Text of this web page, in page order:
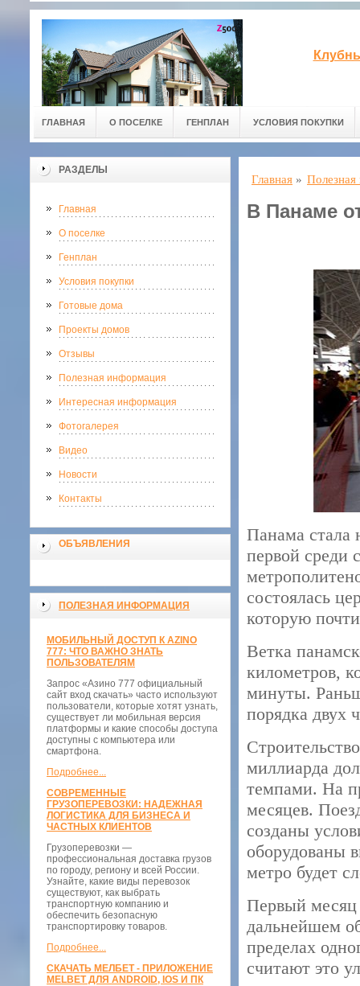
ГЛАВНАЯ О ПОСЕЛКЕ ГЕНПЛАН УСЛОВИЯ ПОКУПКИ
РАЗДЕЛЫ
Главная
О поселке
Генплан
Условия покупки
Готовые дома
Проекты домов
Отзывы
Полезная информация
Интересная информация
Фотогалерея
Видео
Новости
Контакты
ОБЪЯВЛЕНИЯ
ПОЛЕЗНАЯ ИНФОРМАЦИЯ
МОБИЛЬНЫЙ ДОСТУП К AZINO
777: ЧТО ВАЖНО ЗНАТЬ
ПОЛЬЗОВАТЕЛЯМ
Запрос «Азино 777 официальный
сайт вход скачать» часто используют
пользователи, которые хотят узнать,
существует ли мобильная версия
платформы и какие способы доступа
доступны с компьютера или
смартфона.
Подробнее...
СОВРЕМЕННЫЕ
ГРУЗОПЕРЕВОЗКИ: НАДЕЖНАЯ
ЛОГИСТИКА ДЛЯ БИЗНЕСА И
ЧАСТНЫХ КЛИЕНТОВ
Грузоперевозки —
профессиональная доставка грузов
по городу, региону и всей России.
Узнайте, какие виды перевозок
существуют, как выбрать
транспортную компанию и
обеспечить безопасную
транспортировку товаров.
Подробнее...
СКАЧАТЬ МЕЛБЕТ - ПРИЛОЖЕНИЕ
MELBET ДЛЯ ANDROID, IOS И ПК
Главная »
В Панаме
Панама стала
первой среди
состоялась
которую
Ветка
километров,
минуты.
порядка двух
миллиарда
темпами. На
месяцев.
созданы
оборудованы
метро будет
Первый месяц
дальнейшем
пределах
считают это